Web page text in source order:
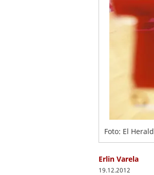
Foto: El
Erlin Varela
19.12.2012